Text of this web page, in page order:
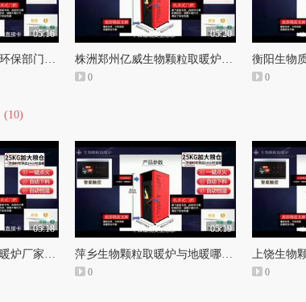
05:16
承德生物颗粒取暖炉环保部门查吗和生物质颗粒取暖炉燃烧过程
05:20
株洲郑州亿威生物颗粒取暖炉和信美生物颗粒取暖炉
0 0
(10)
05:18
鹰潭奔度生物颗粒取暖炉厂家和用家生物质颗粒采暖炉
05:19
萍乡生物颗粒取暖炉与地暖哪个好和用生物颗粒取暖炉省钱吗
0 0